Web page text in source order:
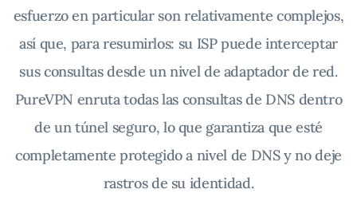
esfuerzo en particular son relativamente complejos,
así que, para resumirlos: su ISP puede interceptar
sus consultas desde un nivel de adaptador de red.
PureVPN enruta todas las consultas de DNS dentro
de un túnel seguro, lo que garantiza que esté
completamente protegido a nivel de DNS y no deje
rastros de su identidad.